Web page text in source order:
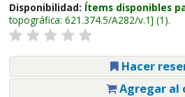
Disponibilidad: Ítems disponibles
topográfica: 621.374.5/A282/v.1 (1).
Hacer
Agregar al